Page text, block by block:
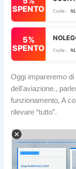
SPENTO
5%
SPENTO
Oggi impareremo
dell'aviazione.,
funzionamento, A
rilevare “tutto”.